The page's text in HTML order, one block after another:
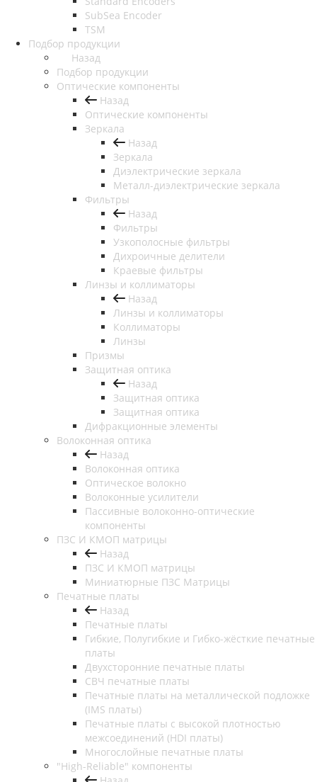
SubSea Encoder
TSM
Подбор продукции
Назад
Подбор продукции
Оптические компоненты
Назад
Оптические компоненты
Зеркала
Назад
Зеркала
Диэлектрические зеркала
Металл-диэлектрические зеркала
Фильтры
Назад
Фильтры
Узкополосные фильтры
Дихроичные делители
Краевые фильтры
Линзы и коллиматоры
Назад
Линзы и коллиматоры
Коллиматоры
Линзы
Призмы
Защитная оптика
Назад
Защитная оптика
Защитная оптика
Дифракционные элементы
Волоконная оптика
Назад
Волоконная оптика
Оптическое волокно
Волоконные усилители
Пассивные волоконно-оптические
компоненты
ПЗС И КМОП матрицы
Назад
ПЗС И КМОП матрицы
Миниатюрные ПЗС Матрицы
Печатные платы
Назад
Печатные платы
Гибкие, Полугибкие и Гибко-жёсткие печатные
платы
Двухсторонние печатные платы
СВЧ печатные платы
Печатные платы на металлической подложке
(IMS платы)
Печатные платы с высокой плотностью
межсоединений (HDI платы)
Многослойные печатные платы
"High-Reliable" компоненты